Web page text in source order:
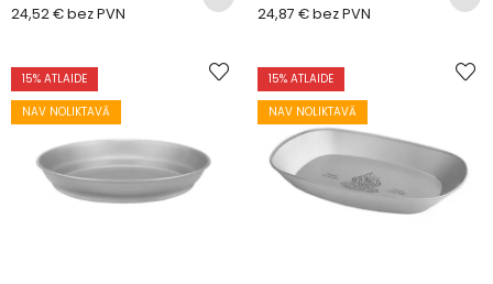
24,52€bez PVN 24,87 €bez PVN
15% ATLAIDE
NAV NOLIKTAVĀ
15% ATLAIDE
NAV NOLIKTAVĀ